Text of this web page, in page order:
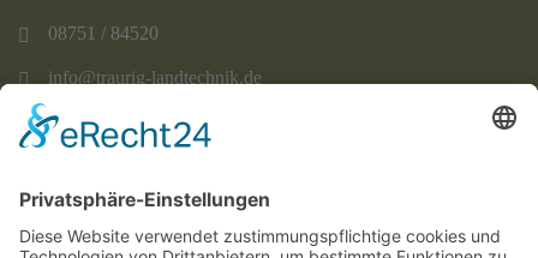
08751 / 84520
info@traurig-landtechnik.de
Dietersdorf 37
08444 / 9219730